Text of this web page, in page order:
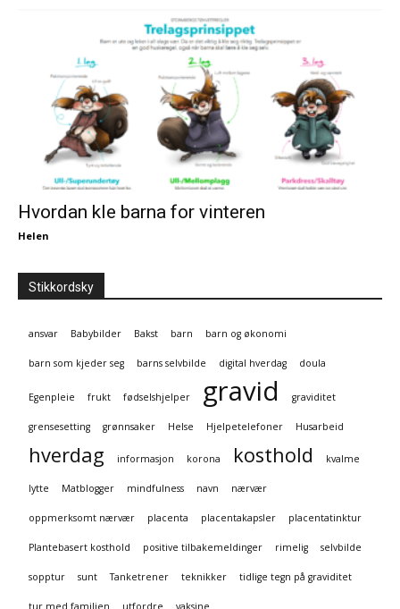
Hvordan kle barna for vinteren
Helen
Stikkordsky
ansvar Babybilder Bakst barn barn og økonomi
barn som kjeder seg barns selvbilde digital hverdag doula
Egenpleie frukt fødselshjelper gravid graviditet
grensesetting grønnsaker Helse Hjelpetelefoner Husarbeid
hverdag informasjon korona kosthold kvalme
lytte Matblogger mindfulness navn nærvær
oppmerksomt nærvær placenta placentakapsler placentatinktur
Plantebasert kosthold positive tilbakemeldinger rimelig selvbilde
sopptur sunt Tanketrener teknikker tidlige tegn på graviditet
tur med familien utfordre vaksine